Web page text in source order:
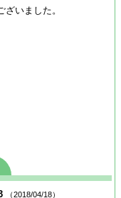
いました。
（2018/04/18）